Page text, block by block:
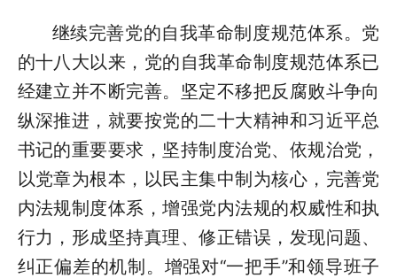
继续完善党的自我革命制度规范体系。党
的十八大以来，党的自我革命制度规范体系已
经建立并不断完善。坚定不移把反腐败斗争向
纵深推进，就要按党的二十大精神和习近平总
书记的重要要求，坚持制度治党、依规治党，
以党章为根本，以民主集中制为核心，完善党
内法规制度体系，增强党内法规的权威性和执
行力，形成坚持真理、修正错误，发现问题、
纠正偏差的机制。增强对“一把手”和领导班子